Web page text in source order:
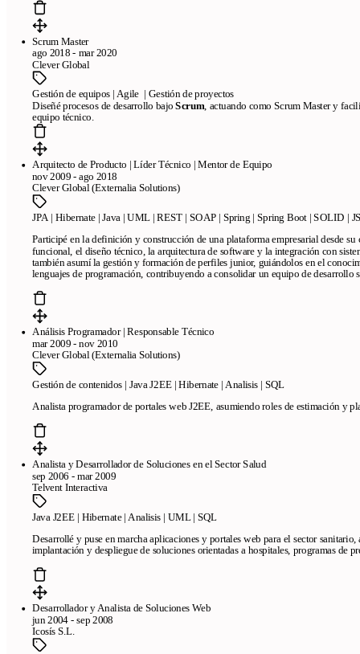
Scrum Master
ago 2018 - mar 2020
Clever Global
Gestión de equipos | Agile | Gestión de proyectos
Diseñé procesos de desarrollo bajoScrum , actuando como Scrum Master y
equipo técnico.
Arquitecto de Producto | Líder Técnico | Mentor de Equipo
nov 2009 - ago 2018
Clever Global (Externalia Solutions)
JPA | Hibernate | Java | UML | REST | SOAP | Spring | Spring Boot | SOLID |
Participé en la definición y construcción de una plataforma empresarial desde su
funcional, el diseño técnico, la arquitectura de software y la integración con
también asumí la gestión y formación de perfiles junior, guiándolos en el
lenguajes de programación, contribuyendo a consolidar un equipo de desarrollo
Análisis Programador | Responsable Técnico
mar 2009 - nov 2010
Clever Global (Externalia Solutions)
Gestión de contenidos | Java J2EE | Hibernate | Analisis | SQL
Analista programador de portales web J2EE, asumiendo roles de estimación y
Analista y Desarrollador de Soluciones en el Sector Salud
sep 2006 - mar 2009
Telvent Interactiva
Java J2EE | Hibernate | Analisis | UML | SQL
Desarrollé y puse en marcha aplicaciones y portales web para el sector
implantación y despliegue de soluciones orientadas a hospitales, programas de
Desarrollador y Analista de Soluciones Web
jun 2004 - sep 2008
Icosís S.L.
Free resume templates
online Frequently asked questions
We review your resume in 24 hours
Company
About CandyCV Editorial methodology
436f6e74616374
Terms of Service